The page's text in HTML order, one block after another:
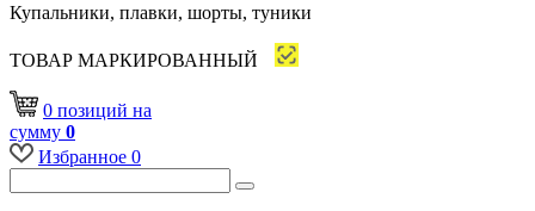
Купальники, плавки, шорты, туники
ТОВАР МАРКИРОВАННЫЙ
0 позиций на
сумму 0
Избранное 0